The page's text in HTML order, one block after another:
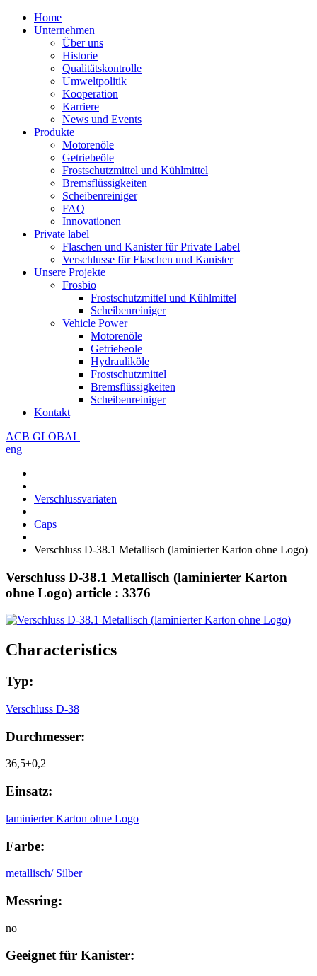
Home
Unternehmen
Über uns
Historie
Qualitätskontrolle
Umweltpolitik
Kooperation
Karriere
News und Events
Produkte
Motorenöle
Getriebeöle
Frostschutzmittel und Kühlmittel
Bremsflüssigkeiten
Scheibenreiniger
FAQ
Innovationen
Private label
Flaschen und Kanister für Private Label
Verschlusse für Flaschen und Kanister
Unsere Projekte
Frosbio
Frostschutzmittel und Kühlmittel
Scheibenreiniger
Vehicle Power
Motorenöle
Getriebeole
Hydrauliköle
Frostschutzmittel
Bremsflüssigkeiten
Scheibenreiniger
Kontakt
ACB GLOBAL
eng
Verschlussvariaten
Caps
Verschluss D-38.1 Metallisch (laminierter Karton ohne Logo)
Verschluss D-38.1 Metallisch (laminierter Karton
ohne Logo) article : 3376
Сharacteristics
Typ:
Verschluss D-38
Durchmesser:
36,5±0,2
Einsatz:
laminierter Karton ohne Logo
Farbe:
metallisch/ Silber
Messring:
no
Geeignet für Kanister: